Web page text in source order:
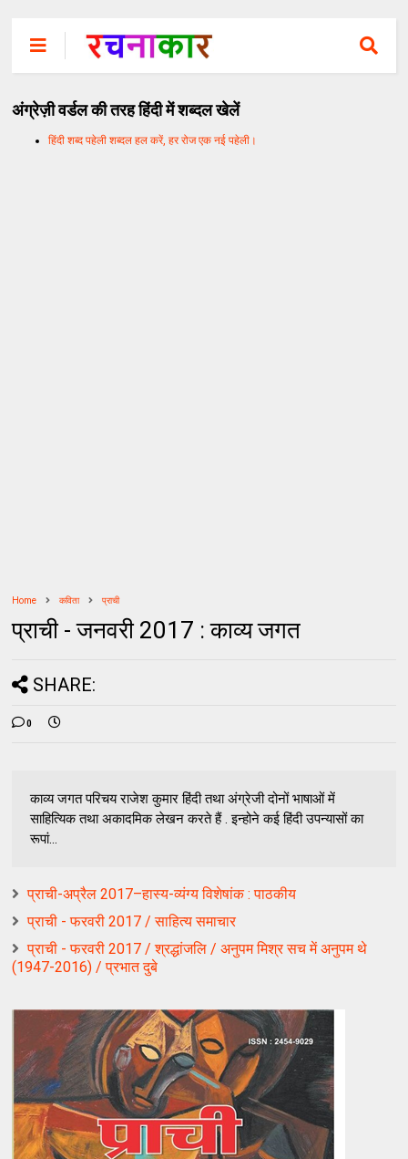
अंग्रेज़ी वर्डल की तरह हिंदी में शब्दल खेलें
हिंदी शब्द पहेली शब्दल हल करें, हर रोज एक नई पहेली।
Home कविता प्राची
प्राची - जनवरी 2017 : काव्य जगत
SHARE:
0
काव्य जगत परिचय राजेश कुमार हिंदी तथा अंग्रेजी दोनों भाषाओं में
साहित्यिक तथा अकादमिक लेखन करते हैं . इन्होने कई हिंदी उपन्यासों का
रूपां...
प्राची-अप्रैल 2017–हास्य-व्यंग्य विशेषांक : पाठकीय
प्राची - फरवरी 2017 / साहित्य समाचार
प्राची - फरवरी 2017 / श्रद्धांजलि / अनुपम मिश्र सच में अनुपम थे
(1947-2016) / प्रभात दुबे